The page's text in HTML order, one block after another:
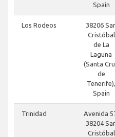
Spain
Los Rodeos
38206
Cristóbal
de La
Laguna
(Santa
de
Tenerife),
Spain
Trinidad
Avenida
38204
Cristóbal